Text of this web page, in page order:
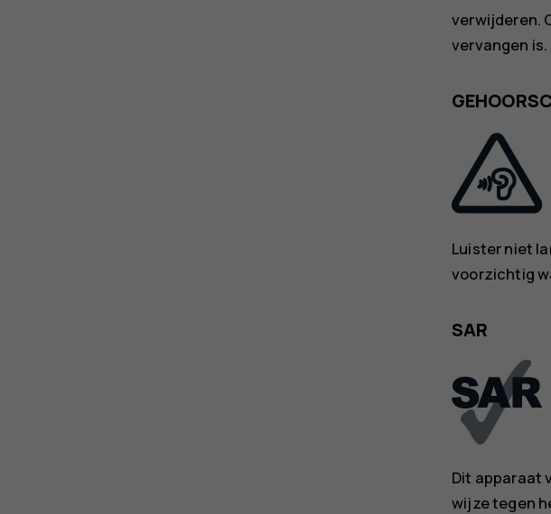
verwijderen.
vervangen is.
Luister niet
voorzichtig
SAR
Dit apparaat
wijze tegen